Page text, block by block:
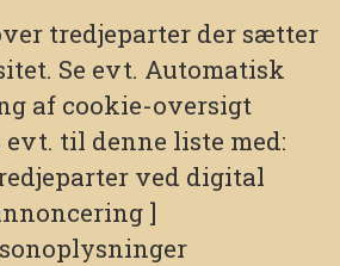
tredjeparter der sætter
Se evt. Automatisk
af cookie-oversigt
til denne liste med:
ved digital
]